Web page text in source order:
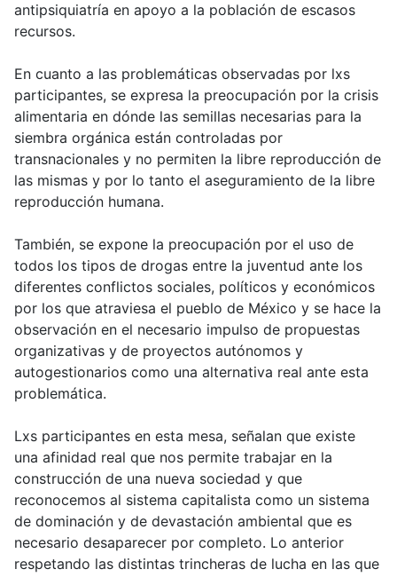
antipsiquiatría en apoyo a la población de escasos
recursos.
En cuanto a las problemáticas observadas por lxs
participantes, se expresa la preocupación por la crisis
alimentaria en dónde las semillas necesarias para la
siembra orgánica están controladas por
transnacionales y no permiten la libre reproducción de
las mismas y por lo tanto el aseguramiento de la libre
reproducción humana.
También, se expone la preocupación por el uso de
todos los tipos de drogas entre la juventud ante los
diferentes conflictos sociales, políticos y económicos
por los que atraviesa el pueblo de México y se hace la
observación en el necesario impulso de propuestas
organizativas y de proyectos autónomos y
autogestionarios como una alternativa real ante esta
problemática.
Lxs participantes en esta mesa, señalan que existe
una afinidad real que nos permite trabajar en la
construcción de una nueva sociedad y que
reconocemos al sistema capitalista como un sistema
de dominación y de devastación ambiental que es
necesario desaparecer por completo. Lo anterior
respetando las distintas trincheras de lucha en las que